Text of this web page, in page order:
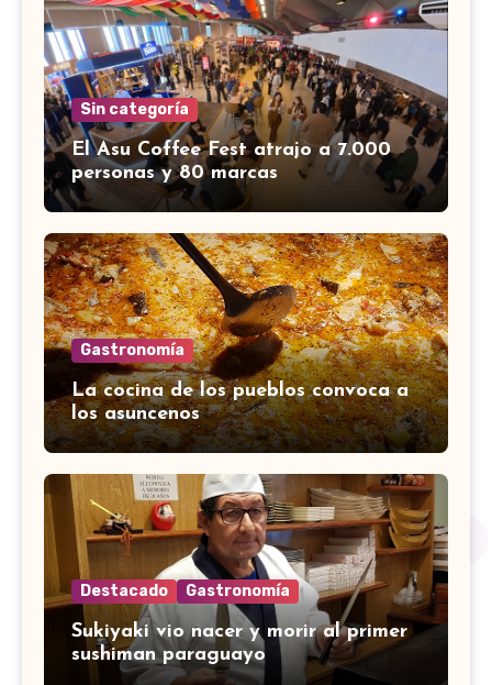
Sin categoría
El Asu Coffee Fest atrajo a 7.000
personas y 80 marcas
Gastronomía
La cocina de los pueblos convoca a
los asuncenos
Destacado Gastronomía
Sukiyaki vio nacer y morir al primer
sushiman paraguayo